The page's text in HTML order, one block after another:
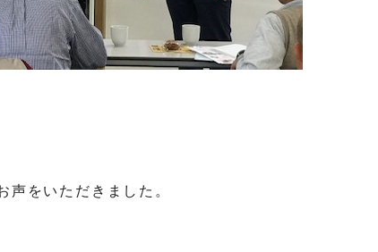
声をいただきました。